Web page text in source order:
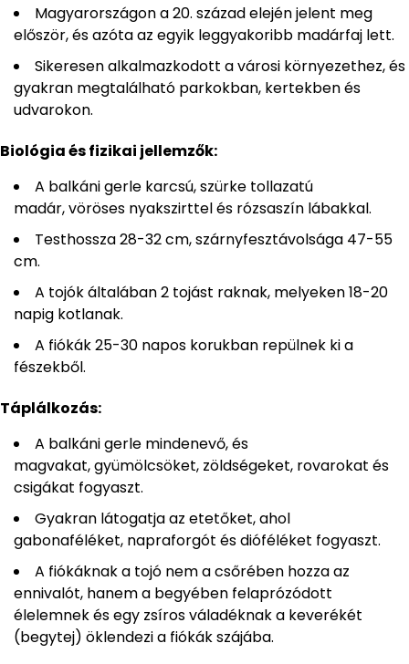
Magyarországon a 20. század elején jelent meg
először, és azóta az egyik leggyakoribb madárfaj lett.
Sikeresen alkalmazkodott a városi környezethez, és
gyakran megtalálható parkokban, kertekben és
udvarokon.
Biológia és fizikai jellemzők:
A balkáni gerle karcsú, szürke tollazatú
madár, vöröses nyakszirttel és rózsaszín lábakkal.
Testhossza 28-32 cm, szárnyfesztávolsága 47-55
cm.
A tojók általában 2 tojást raknak, melyeken 18-20
napig kotlanak.
A fiókák 25-30 napos korukban repülnek ki a
fészekből.
Táplálkozás:
A balkáni gerle mindenevő, és
magvakat, gyümölcsöket, zöldségeket, rovarokat és
csigákat fogyaszt.
Gyakran látogatja az etetőket, ahol
gabonaféléket, napraforgót és dióféléket fogyaszt.
A fiókáknak a tojó nem a csőrében hozza az
ennivalót, hanem a begyében felaprózódott
élelemnek és egy zsíros váladéknak a keverékét
(begytej) öklendezi a fiókák szájába.